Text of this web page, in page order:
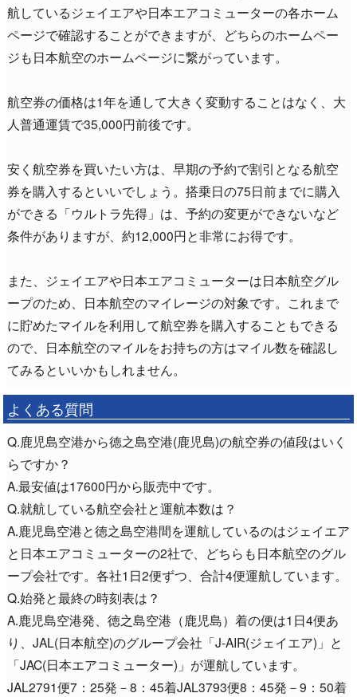
航しているジェイエアや日本エアコミューターの各ホーム
ページで確認することができますが、どちらのホームペー
ジも日本航空のホームページに繋がっています。
航空券の価格は1年を通して大きく変動することはなく、大
人普通運賃で35,000円前後です。
安く航空券を買いたい方は、早期の予約で割引となる航空
券を購入するといいでしょう。搭乗日の75日前までに購入
ができる「ウルトラ先得」は、予約の変更ができないなど
条件がありますが、約12,000円と非常にお得です。
また、ジェイエアや日本エアコミューターは日本航空グル
ープのため、日本航空のマイレージの対象です。これまで
に貯めたマイルを利用して航空券を購入することもできる
ので、日本航空のマイルをお持ちの方はマイル数を確認し
てみるといいかもしれません。
よくある質問
Q.鹿児島空港から徳之島空港(鹿児島)の航空券の値段はいく
らですか？
A.最安値は17600円から販売中です。
Q.就航している航空会社と運航本数は？
A.鹿児島空港と徳之島空港間を運航しているのはジェイエア
と日本エアコミューターの2社で、どちらも日本航空のグル
ープ会社です。各社1日2便ずつ、合計4便運航しています。
Q.始発と最終の時刻表は？
A.鹿児島空港発、徳之島空港（鹿児島）着の便は1日4便あ
り、JAL(日本航空)のグループ会社「J-AIR(ジェイエア)」と
「JAC(日本エアコミューター)」が運航しています。
JAL2791便7：25発－8：45着JAL3793便8：45発－9：50着